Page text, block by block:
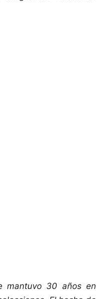
mantuvo 30 años en